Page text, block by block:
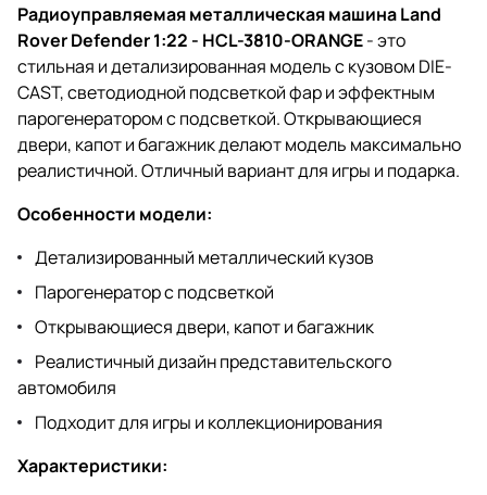
Радиоуправляемая металлическая машина Land
Rover Defender 1:22 - HCL-3810-ORANGE- это
стильная и детализированная модель с кузовом DIE-
CAST, светодиодной подсветкой фар и эффектным
парогенератором с подсветкой. Открывающиеся
двери, капот и багажник делают модель максимально
реалистичной. Отличный вариант для игры и подарка.
Особенности модели:
Детализированный металлический кузов
Парогенератор с подсветкой
Открывающиеся двери, капот и багажник
Реалистичный дизайн представительского
автомобиля
Подходит для игры и коллекционирования
Характеристики: